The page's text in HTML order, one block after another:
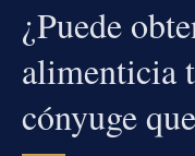
¿Puede
alimenticia
cónyuge